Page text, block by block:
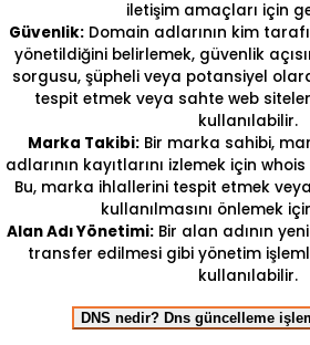
iletişim amaçları için
Güvenlik: Domain adlarının kim
yönetildiğini belirlemek, güvenlik
sorgusu, şüpheli veya potansiyel
tespit etmek veya sahte web
kullanılabilir.
Marka Takibi:Bir marka sahibi,
adlarının kayıtlarını izlemek için
Bu, marka ihlallerini tespit etmek
kullanılmasını önlemek
Alan Adı Yönetimi: Bir alan adının
transfer edilmesi gibi yönetim
kullanılabilir.
DNS nedir? Dns güncelleme